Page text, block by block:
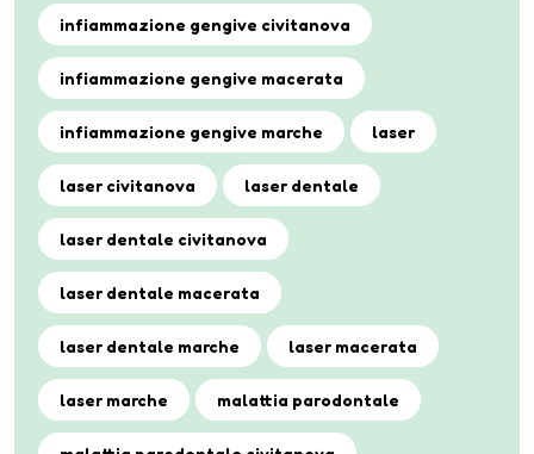
infiammazione gengive civitanova
infiammazione gengive macerata
infiammazione gengive marche laser
laser civitanova laser dentale
laser dentale civitanova
laser dentale macerata
laser dentale marche laser macerata
laser marche malattia parodontale